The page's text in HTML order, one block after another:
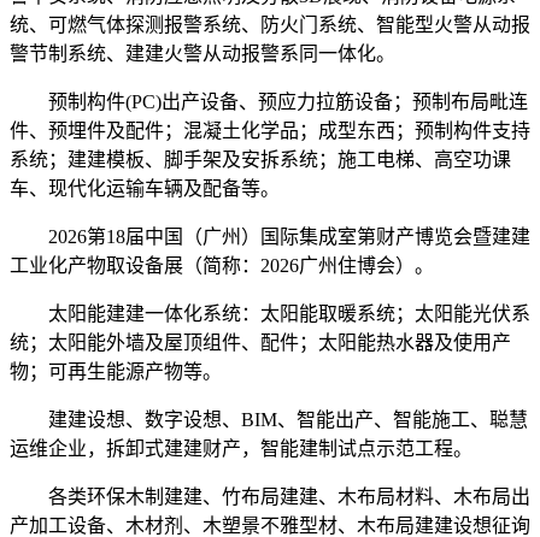
统、可燃气体探测报警系统、防火门系统、智能型火警从动报
警节制系统、建建火警从动报警系同一体化。
预制构件(PC)出产设备、预应力拉筋设备；预制布局毗连
件、预埋件及配件；混凝土化学品；成型东西；预制构件支持
系统；建建模板、脚手架及安拆系统；施工电梯、高空功课
车、现代化运输车辆及配备等。
2026第18届中国（广州）国际集成室第财产博览会暨建建
工业化产物取设备展（简称：2026广州住博会）。
太阳能建建一体化系统：太阳能取暖系统；太阳能光伏系
统；太阳能外墙及屋顶组件、配件；太阳能热水器及使用产
物；可再生能源产物等。
建建设想、数字设想、BIM、智能出产、智能施工、聪慧
运维企业，拆卸式建建财产，智能建制试点示范工程。
各类环保木制建建、竹布局建建、木布局材料、木布局出
产加工设备、木材剂、木塑景不雅型材、木布局建建设想征询